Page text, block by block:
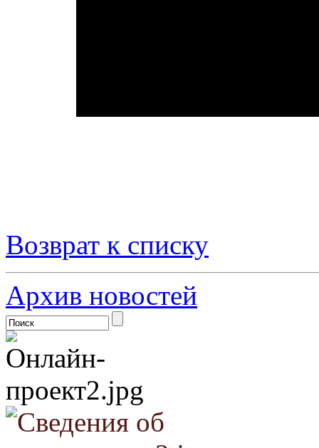
Возврат к списку
Архив новостей